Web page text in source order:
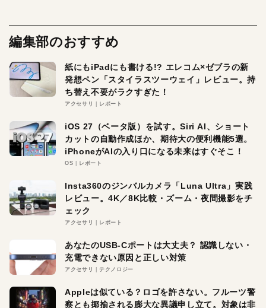
編集部のおすすめ
紙にもiPadにも書ける!? エレコム×ゼブラの新
発想ペン「スタイラスツーウェイ」レビュー。持
ち替え不要がラクすぎた！
アクセサリ レポート
iOS 27（ベータ版）を試す。Siri AI、ショート
カットの自動作成ほか、期待大の便利機能5選。
iPhoneがAIの入り口になる未来はすぐそこ！
OS レポート
Insta360のジンバルカメラ「Luna Ultra」実践
レビュー。4K／8K比較・ズーム・夜間撮影をチ
ェック
アクセサリ レポート
あなたのUSB-Cポートは大丈夫？ 認識しない・
充電できない原因と正しい対策
アクセサリ テクノロジー
Appleは似ている？ロゴを許さない。フルーツ警
察とも揶揄される膨大な異議申し立て。対象は非